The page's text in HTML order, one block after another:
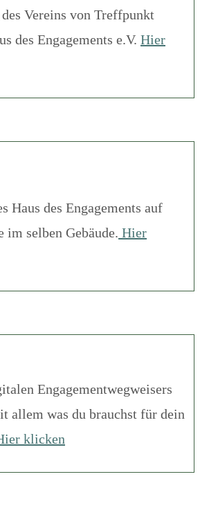
Vereins von Treffpunkt
des Engagements e.V. Hier
Haus des Engagements auf
im selben Gebäude. Hier
Engagementwegweisers
allem was du brauchst für dein
klicken